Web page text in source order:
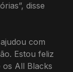
disse
com
Estou feliz
All Blacks